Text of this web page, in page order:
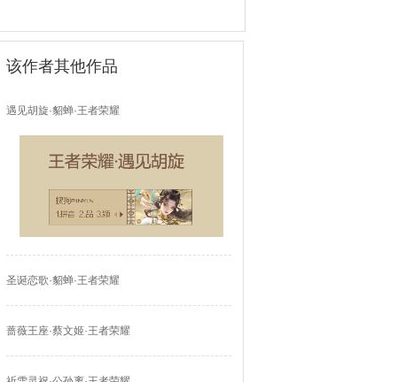
该作者其他作品
遇见胡旋·貂蝉·王者荣耀
圣诞恋歌·貂蝉·王者荣耀
蔷薇王座·蔡文姬·王者荣耀